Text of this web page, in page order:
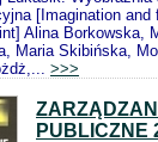
[Imagination and
Alina Borkowska,
Maria Skibińska,
>>>
PUBLICZNE